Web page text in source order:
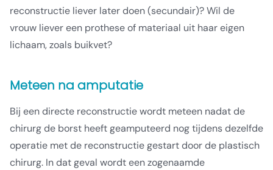
reconstructie liever later doen (secundair)? Wil de
vrouw liever een prothese of materiaal uit haar eigen
lichaam, zoals buikvet?
Meteen na amputatie
Bij een directe reconstructie wordt meteen nadat de
chirurg de borst heeft geamputeerd nog tijdens dezelfde
operatie met de reconstructie gestart door de plastisch
chirurg. In dat geval wordt een zogenaamde